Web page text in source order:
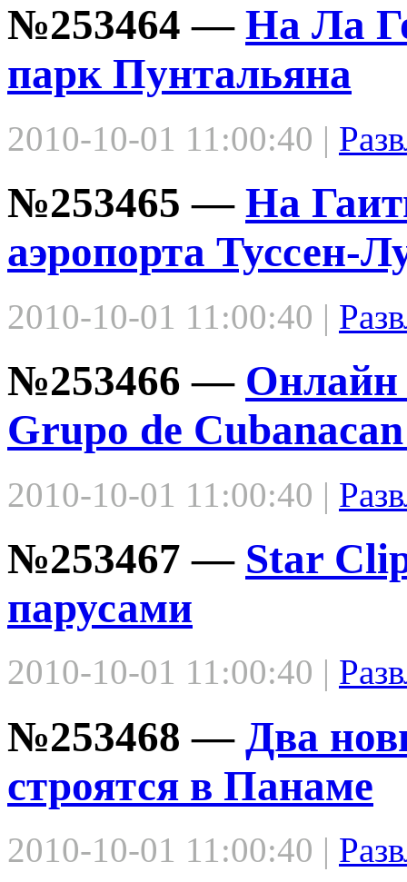
№253464 — На Ла
парк Пунтальяна
2010-10-01 11:00:40 |
№253465 — На
аэропорта Туссен-
2010-10-01 11:00:40 |
№253466 — Онлайн
Grupo de
2010-10-01 11:00:40 |
№253467 — Star
парусами
2010-10-01 11:00:40 |
№253468 — Два
строятся в Панаме
2010-10-01 11:00:40 |